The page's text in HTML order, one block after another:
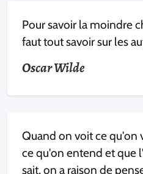
Pour savoir la moindre
faut tout savoir sur les
Oscar Wilde
Quand on voit ce qu'on
ce qu'on entend et que
sait, on a raison de